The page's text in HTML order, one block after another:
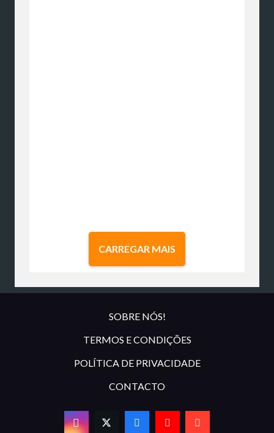
CARREGAR MAIS
SOBRE NÓS!
TERMOS E CONDIÇÕES
POLÍTICA DE PRIVACIDADE
CONTACTO